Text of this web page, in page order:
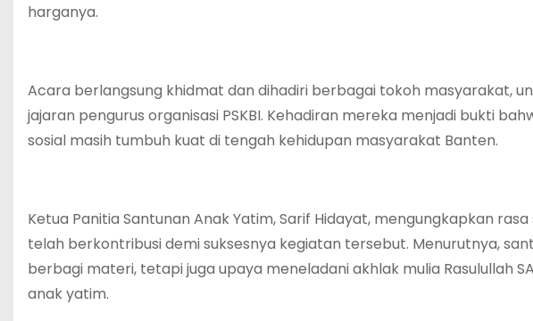
harganya.
Acara berlangsung khidmat dan dihadiri berbagai tokoh masyarakat,
jajaran pengurus organisasi PSKBI. Kehadiran mereka menjadi bukti
sosial masih tumbuh kuat di tengah kehidupan masyarakat Banten.
Ketua Panitia Santunan Anak Yatim, Sarif Hidayat, mengungkapkan
telah berkontribusi demi suksesnya kegiatan tersebut. Menurutnya,
berbagi materi, tetapi juga upaya meneladani akhlak mulia Rasulullah
anak yatim.